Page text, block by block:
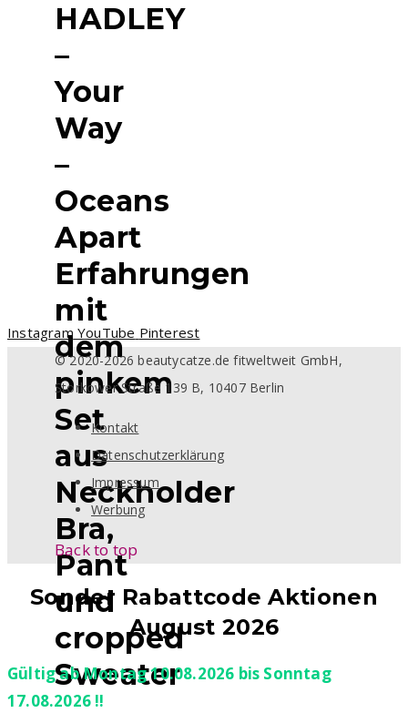
HADLEY
–
Your
Way
–
Oceans
Apart
Erfahrungen
mit
dem
pinkem
Set
aus
Neckholder
Bra,
Pant
und
cropped
Sweater
Instagram YouTube Pinterest
© 2020-2026 beautycatze.de fitweltweit GmbH,
Storkower Straße 139 B, 10407 Berlin
Kontakt
Datenschutzerklärung
Impressum
Werbung
Back to top
Sonder Rabattcode Aktionen
August 2026
Gültig ab Montag 10.08.2026 bis Sonntag
17.08.2026 !!